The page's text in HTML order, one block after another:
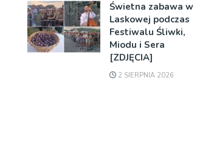
Świetna zabawa w
Laskowej podczas
Festiwalu Śliwki,
Miodu i Sera
[ZDJĘCIA]
2 SIERPNIA 2026